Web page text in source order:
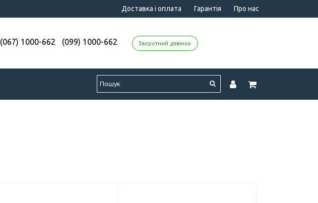
Доставка і оплата Гарантія Про нас
(067) 1000-662 (099) 1000-662 Зворотний дзвінок